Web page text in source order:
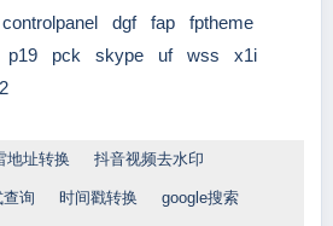
controlpanel dgf fap
fptheme
p19 pck skype uf wss
x1i
地址转换 抖音视频去水印
询 时间戳转换 google搜索